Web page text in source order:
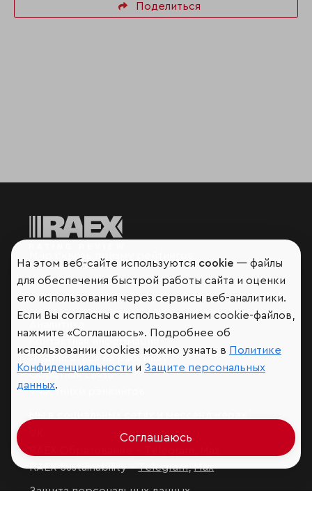
Поделиться
Мир сквозь призму рейтингов
Обратная связь
Участники рэнкингов
RAEX Sustainability –Telegram,Max
Защита персональных данных
На этом веб-сайте используются cookie — файлы
для обеспечения быстрой работы сайта и оценки
его использования через сервисы веб-аналитики.
Если Вы согласны с использованием cookie-файлов,
нажмите «Соглашаюсь». Подробнее об
использовании cookies можно узнать в Политике
Конфиденциальности и Защите персональных
данных.
Соглашаюсь